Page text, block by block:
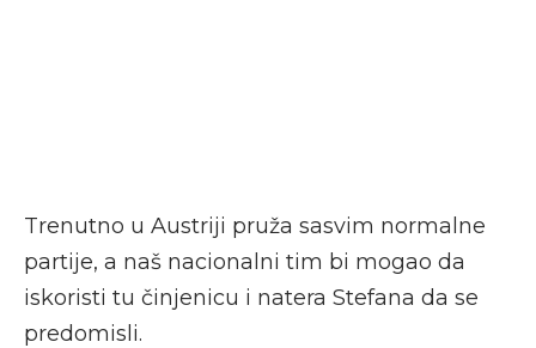
Trenutno u Austriji pruža sasvim normalne
partije, a naš nacionalni tim bi mogao da
iskoristi tu činjenicu i natera Stefana da se
predomisli.